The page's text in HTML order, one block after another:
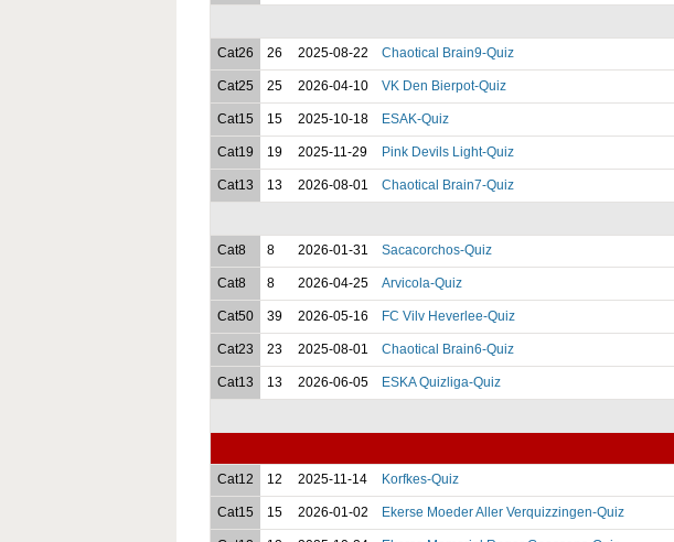
Cat26 26 2025-08-22 Chaotical Brain9-Quiz
Cat25 25 2026-04-10 VK Den Bierpot-Quiz
Cat15 15 2025-10-18 ESAK-Quiz
Cat19 19 2025-11-29 Pink Devils Light-Quiz
Cat13 13 2026-08-01 Chaotical Brain7-Quiz
Cat8 8 2026-01-31 Sacacorchos-Quiz
Cat8 8 2026-04-25 Arvicola-Quiz
Cat50 39 2026-05-16 FC Vilv Heverlee-Quiz
Cat23 23 2025-08-01 Chaotical Brain6-Quiz
Cat13 13 2026-06-05 ESKA Quizliga-Quiz
Cat12 12 2025-11-14 Korfkes-Quiz
Cat15 15 2026-01-02 Ekerse Moeder Aller Verquizzingen-Quiz